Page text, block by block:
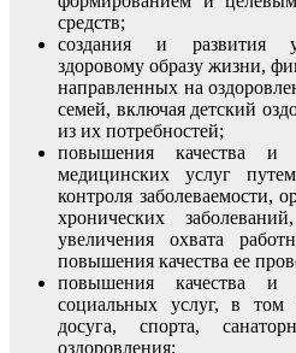
средств;
создания и развития
здоровому образу жизни,
направленных на
семей, включая детский
из их потребностей;
повышения качества и
медицинских услуг
контроля заболеваемости,
хронических
увеличения охвата
повышения качества ее
повышения качества и
социальных услуг, в том
досуга, спорта,
оздоровления;